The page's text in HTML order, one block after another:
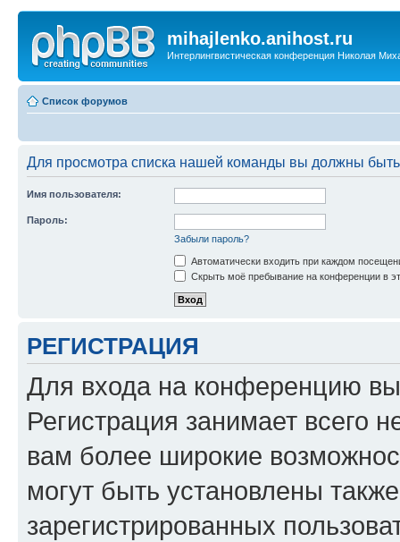
mihajlenko.anihost.ru
Интерлингвистическая конференция Николая
Список форумов
Для просмотра списка нашей команды вы должны
Имя пользователя:
Пароль:
Забыли пароль?
Автоматически входить при каждом
Скрыть моё пребывание на конференции в
РЕГИСТРАЦИЯ
Для входа на конференцию
Регистрация занимает всего
вам более широкие
могут быть установлены
зарегистрированных